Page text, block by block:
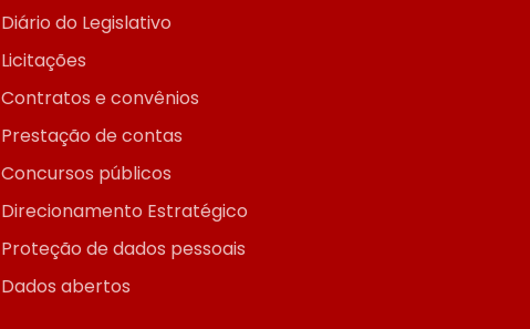
Diário do Legislativo
Licitações
Contratos e convênios
Prestação de contas
Concursos públicos
Direcionamento Estratégico
Proteção de dados pessoais
Dados abertos